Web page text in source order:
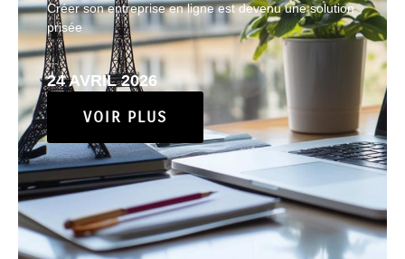
Créer son entreprise en ligne est devenu une solution
prisée
...
24 AVRIL 2026
VOIR PLUS